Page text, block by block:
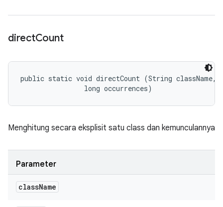
directCount
public static void directCount (String className,
                long occurrences)
Menghitung secara eksplisit satu class dan kemunculannya
Parameter
className